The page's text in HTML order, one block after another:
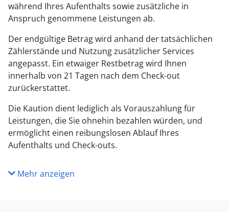
während Ihres Aufenthalts sowie zusätzliche in
Anspruch genommene Leistungen ab.
Der endgültige Betrag wird anhand der tatsächlichen
Zählerstände und Nutzung zusätzlicher Services
angepasst. Ein etwaiger Restbetrag wird Ihnen
innerhalb von 21 Tagen nach dem Check-out
zurückerstattet.
Die Kaution dient lediglich als Vorauszahlung für
Leistungen, die Sie ohnehin bezahlen würden, und
ermöglicht einen reibungslosen Ablauf Ihres
Aufenthalts und Check-outs.
Mehr anzeigen